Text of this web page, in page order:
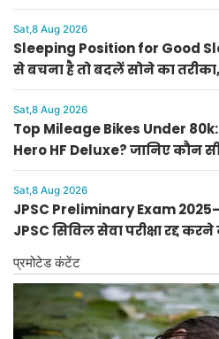
महत्व
Sat,8 Aug 2026
Sleeping Position for Good
से बचना है तो बदलें सोने का
पोजीशन
Sat,8 Aug 2026
Top Mileage Bikes Under
Hero HF Deluxe? जानिए कौन
Sat,8 Aug 2026
JPSC Preliminary Exam
JPSC सिविल सेवा परीक्षा रद्द
PIL